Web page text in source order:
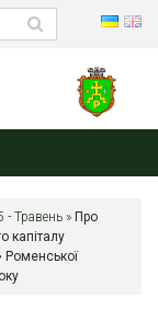
- Травень » Про
капіталу
Роменської